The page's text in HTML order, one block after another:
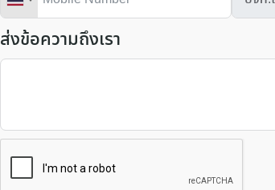
ส่งข้อความถึงเรา